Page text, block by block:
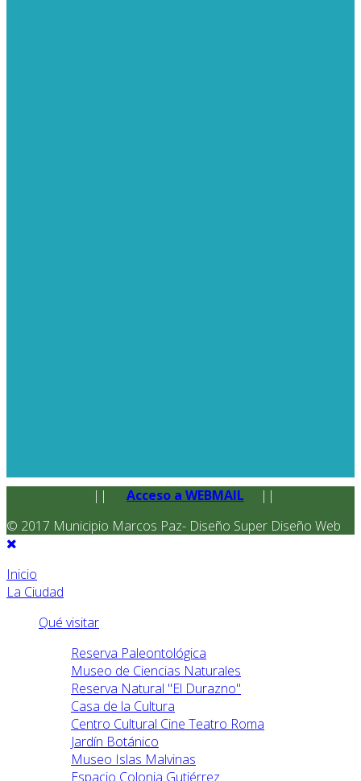
|| Acceso a WEBMAIL
||
© 2017 Municipio Marcos Paz- Diseño Super Diseño Web
Inicio
La Ciudad
Qué visitar
Reserva Paleontológica
Museo de Ciencias Naturales
Reserva Natural "El Durazno"
Casa de la Cultura
Centro Cultural Cine Teatro Roma
Jardín Botánico
Museo Islas Malvinas
Espacio Colonia Gutiérrez